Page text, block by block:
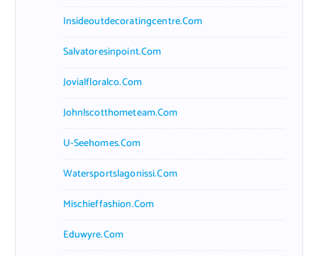
Insideoutdecoratingcentre.com
Salvatoresinpoint.com
Jovialfloralco.com
Johnlscotthometeam.com
U-Seehomes.com
Watersportslagonissi.com
Mischieffashion.com
Eduwyre.com